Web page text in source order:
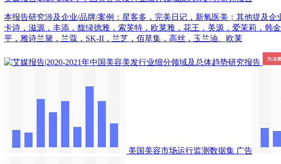
本报告研究涉及企业/品牌/案例：星客多，完美日记，新氧医美；其他提及
卡诗，滋源，丰添，馥绿德雅，索芙特，欧莱雅，花王，美源，爱茉莉，韩
平，雅诗兰黛，兰蔻，SK-II，兰芝，佰草集，高丝，玉兰油、欧莱
美国美容市场运行监测数据集 广告